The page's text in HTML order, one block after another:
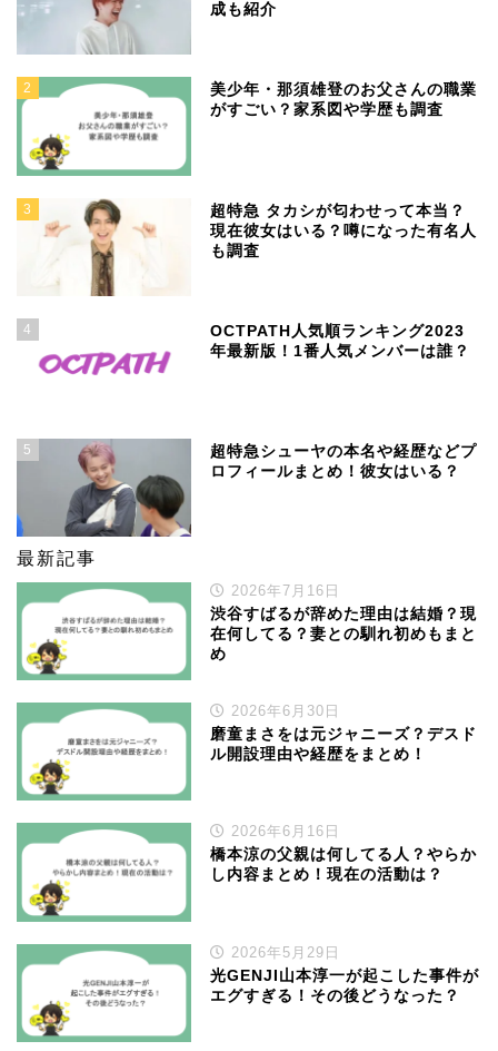
成も紹介
2
美少年・那須雄登のお父さんの職業
がすごい？家系図や学歴も調査
3
超特急 タカシが匂わせって本当？
現在彼女はいる？噂になった有名人
も調査
4
OCTPATH人気順ランキング2023
年最新版！1番人気メンバーは誰？
5
超特急シューヤの本名や経歴などプ
ロフィールまとめ！彼女はいる？
最新記事
2026年7月16日
渋谷すばるが辞めた理由は結婚？現
在何してる？妻との馴れ初めもまと
め
2026年6月30日
磨童まさをは元ジャニーズ？デスド
ル開設理由や経歴をまとめ！
2026年6月16日
橋本涼の父親は何してる人？やらか
し内容まとめ！現在の活動は？
2026年5月29日
光GENJI山本淳一が起こした事件が
エグすぎる！その後どうなった？